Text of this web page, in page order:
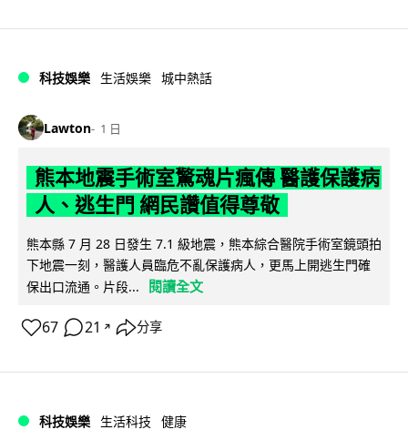
科技娛樂 生活娛樂 城中熱話
Lawton 1 日
熊本地震手術室驚魂片瘋傳 醫護保護病
人、逃生門 網民讚值得尊敬
熊本縣 7 月 28 日發生 7.1 級地震，熊本綜合醫院手術室鏡頭拍
下地震一刻，醫護人員臨危不亂保護病人，更馬上開逃生門確
保出口流通。片段...
閱讀全文
67 21 ↗ 分享
科技娛樂 生活科技 健康